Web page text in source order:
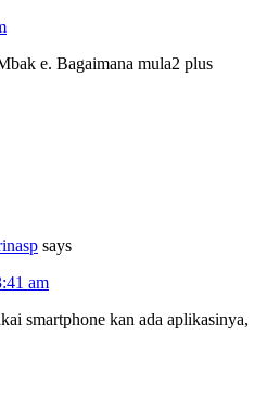
e. Bagaimana mula2 plus
says
am
smartphone kan ada aplikasinya,